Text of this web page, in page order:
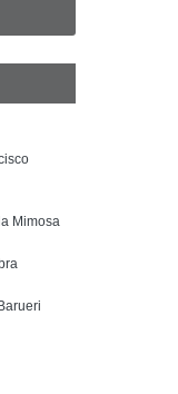
Fit
Fit
Mimosa